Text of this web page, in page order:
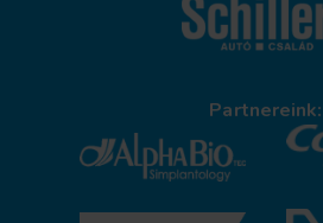
Partnereink: